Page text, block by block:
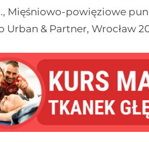
Mięśniowo-powięziowe
& Partner, Wrocław